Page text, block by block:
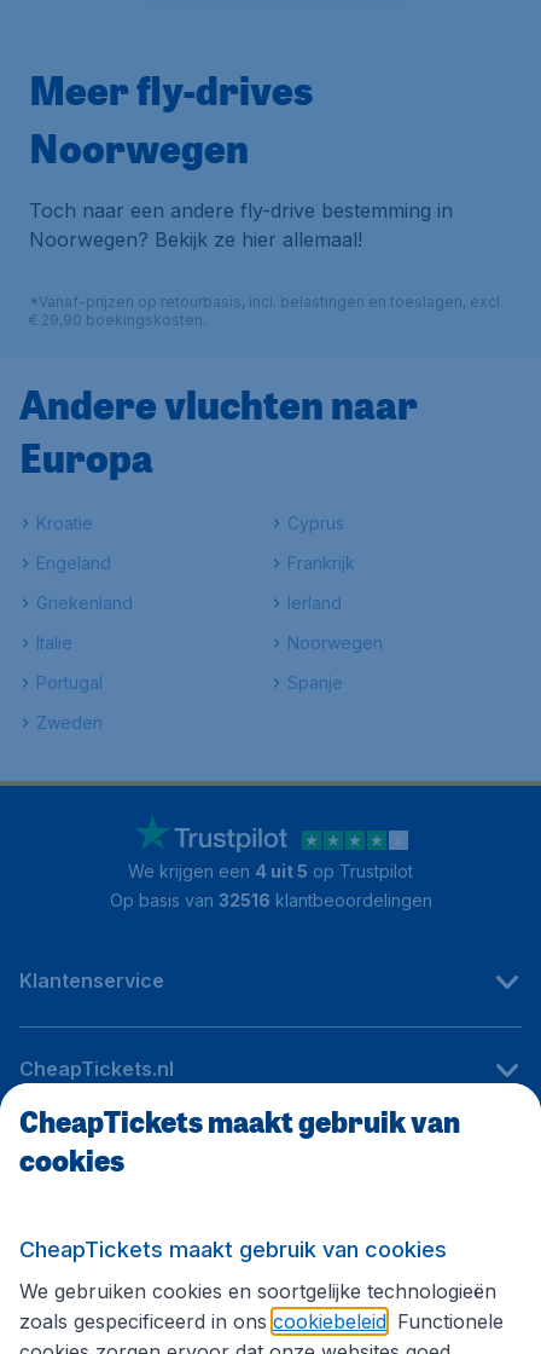
Meer fly-drives
Noorwegen
Toch naar een andere fly-drive bestemming in
Noorwegen? Bekijk ze hier allemaal!
*Vanaf-prijzen op retourbasis, incl. belastingen en toeslagen, excl.
€ 29,90 boekingskosten.
Andere vluchten naar
Europa
Kroatie
Cyprus
Engeland
Frankrijk
Griekenland
Ierland
Italie
Noorwegen
Portugal
Spanje
Zweden
We krijgen een 4 uit 5 op Trustpilot
Op basis van 32516 klantbeoordelingen
Klantenservice
CheapTickets.nl
Internationale sites
Volg CheapTickets.nl
CheapTickets maakt gebruik van
cookies
CheapTickets maakt gebruik van cookies
We gebruiken cookies en soortgelijke technologieën
zoals gespecificeerd in ons cookiebeleid . Functionele